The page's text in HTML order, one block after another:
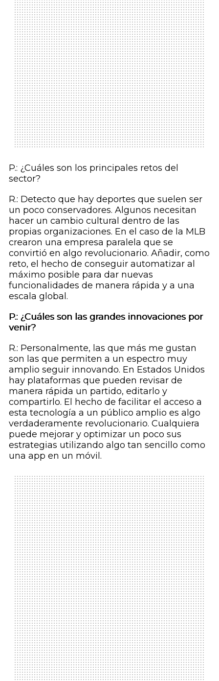
P.: ¿Cuáles son los principales retos del
sector?
R.: Detecto que hay deportes que suelen ser
un poco conservadores. Algunos necesitan
hacer un cambio cultural dentro de las
propias organizaciones. En el caso de la MLB
crearon una empresa paralela que se
convirtió en algo revolucionario. Añadir, como
reto, el hecho de conseguir automatizar al
máximo posible para dar nuevas
funcionalidades de manera rápida y a una
escala global.
P.: ¿Cuáles son las grandes innovaciones por
venir?
R.: Personalmente, las que más me gustan
son las que permiten a un espectro muy
amplio seguir innovando. En Estados Unidos
hay plataformas que pueden revisar de
manera rápida un partido, editarlo y
compartirlo. El hecho de facilitar el acceso a
esta tecnología a un público amplio es algo
verdaderamente revolucionario. Cualquiera
puede mejorar y optimizar un poco sus
estrategias utilizando algo tan sencillo como
una app en un móvil.